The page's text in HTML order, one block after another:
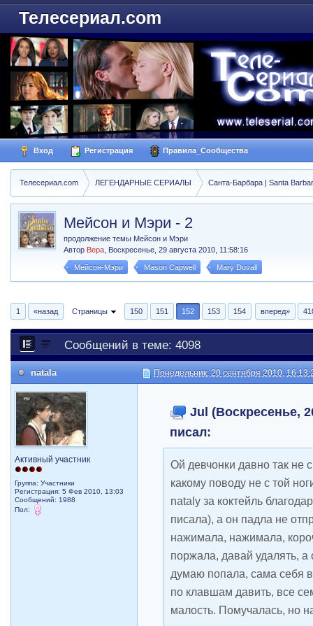
Телесериал.com
Вход Регистрация Правила_Сообщества
Телесериал.com ЛЕГЕНДАРНЫЕ СЕРИАЛЫ Санта-Барбара | Santa
Мейсон и Мэри - 2
продолжение темы Мейсон и Мэри
Автор Вера Воскресенье, 29 августа 2010, 11:58:16
Мейсон-Мэри Mason Capwell Mary Duvall
1 «назад Страницы 150 151 152 153 154 вперед»
Сообщений в теме: 4098
natala Понедельник, 20 сентября 2010,
Активный участник
Группа: Участники
Регистрация: 5 Фев 2010, 13:03
Сообщений: 1988
Пол:
Jul (Воскресенье,
писал:
Ой девчонки давно так не
какому поводу не с той
natalу за коктейль
писала), а он падла не
нажимала, нажимала,
поржала, давай удалять,
думаю попала, сама себя
по клавшам давить, все
малость. Помучалась, но